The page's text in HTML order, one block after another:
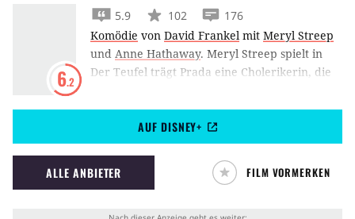
6.2
5.9 102
176
Komödie von David Frankel mit Meryl Streep
und Anne Hathaway. Meryl Streep spielt in
Der Teufel trägt Prada eine Cholerikerin, die
AUF DISNEY+
ALLE ANBIETER FILM VORMERKEN